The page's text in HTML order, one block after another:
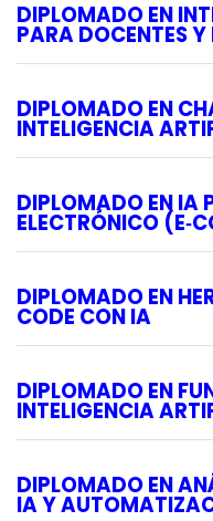
DIPLOMADO EN
PARA DOCENTES
DIPLOMADO EN
INTELIGENCIA
DIPLOMADO EN IA
ELECTRÓNICO
DIPLOMADO EN
CODE CON IA
DIPLOMADO EN
INTELIGENCIA
DIPLOMADO EN
IA Y